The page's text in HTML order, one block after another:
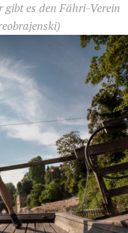
es den Fähri-Verein